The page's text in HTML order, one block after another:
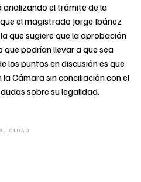
el trámite de la
el magistrado Jorge Ibáñez
que sugiere que la aprobación
podrían llevar a que sea
los puntos en discusión es que
Cámara sin conciliación con el
sobre su legalidad.